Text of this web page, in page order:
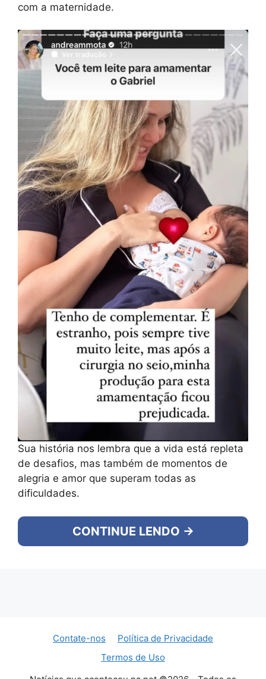
com a maternidade.
Sua história nos lembra que a vida está repleta
de desafios, mas também de momentos de
alegria e amor que superam todas as
dificuldades.
CONTINUE LENDO →
Contate-nos
Política de Privacidade
Termos de Uso